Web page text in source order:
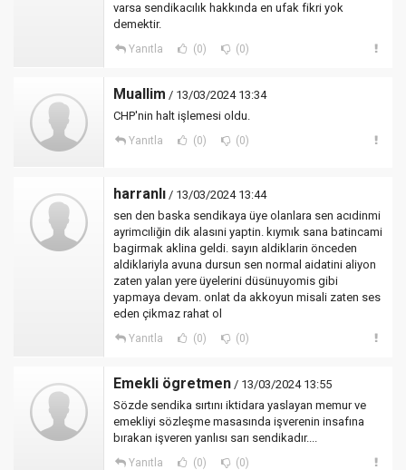
varsa sendikacılık hakkında en ufak fikri yok
demektir.
Yanıtla (0) (0)
Muallim / 13/03/2024 13:34
CHP'nin halt işlemesi oldu.
Yanıtla (0) (0)
harranlı / 13/03/2024 13:44
sen den baska sendikaya üye olanlara sen acıdinmi
ayrimcıliğin dik alasıni yaptin. kıymık sana batincami
bagirmak aklina geldi. sayın aldiklarin önceden
aldiklariyla avuna dursun sen normal aidatini aliyon
zaten yalan yere üyelerini düsünuyomis gibi
yapmaya devam. onlat da akkoyun misali zaten ses
eden çikmaz rahat ol
Yanıtla (0) (0)
Emekli ögretmen / 13/03/2024 13:55
Sözde sendika sırtını iktidara yaslayan memur ve
emekliyi sözleşme masasında işverenin insafına
bırakan işveren yanlısı sarı sendikadır....
Yanıtla (0) (0)